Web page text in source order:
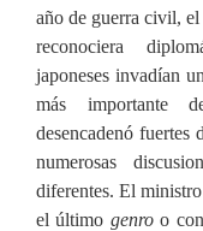
año de guerra civil,
reconociera
japoneses invadían
más importante
desencadenó fuertes
numerosas
diferentes. El
el último genroo